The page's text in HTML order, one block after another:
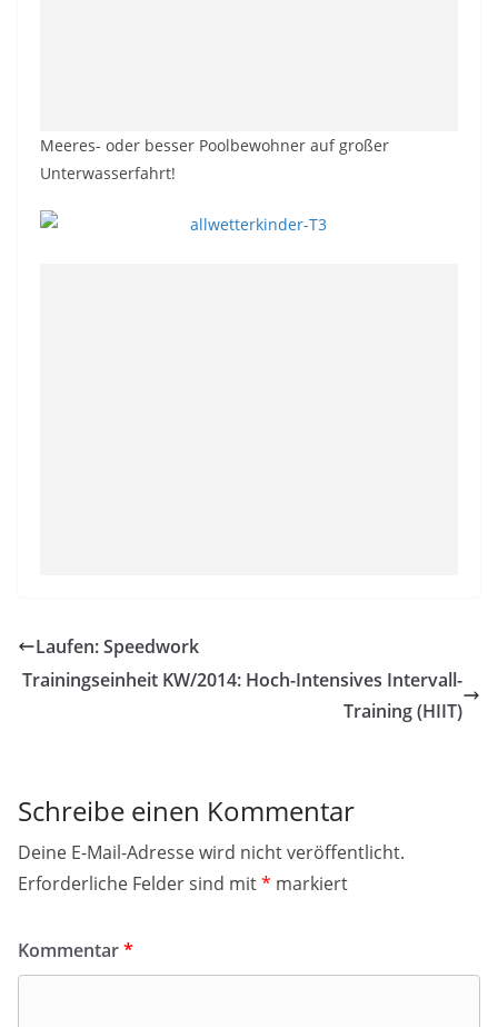
Meeres- oder besser Poolbewohner auf großer
Unterwasserfahrt!
Laufen: Speedwork
Trainingseinheit KW/2014: Hoch-Intensives Intervall-
Training (HIIT)
Schreibe einen Kommentar
Deine E-Mail-Adresse wird nicht veröffentlicht.
Erforderliche Felder sind mit* markiert
Kommentar*